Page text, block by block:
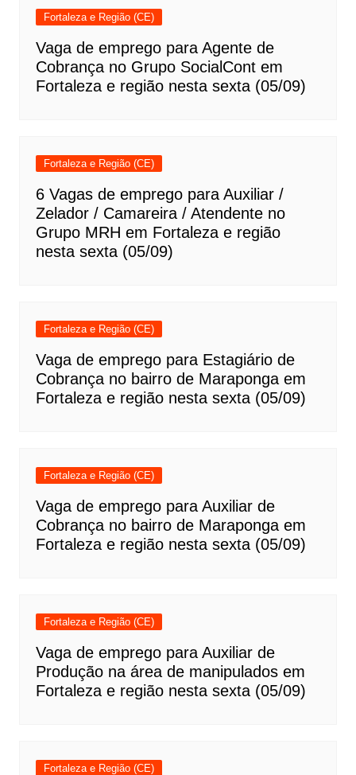
Fortaleza e Região (CE)
Vaga de emprego para Agente de
Cobrança no Grupo SocialCont em
Fortaleza e região nesta sexta (05/09)
Fortaleza e Região (CE)
6 Vagas de emprego para Auxiliar /
Zelador / Camareira / Atendente no
Grupo MRH em Fortaleza e região
nesta sexta (05/09)
Fortaleza e Região (CE)
Vaga de emprego para Estagiário de
Cobrança no bairro de Maraponga em
Fortaleza e região nesta sexta (05/09)
Fortaleza e Região (CE)
Vaga de emprego para Auxiliar de
Cobrança no bairro de Maraponga em
Fortaleza e região nesta sexta (05/09)
Fortaleza e Região (CE)
Vaga de emprego para Auxiliar de
Produção na área de manipulados em
Fortaleza e região nesta sexta (05/09)
Fortaleza e Região (CE)